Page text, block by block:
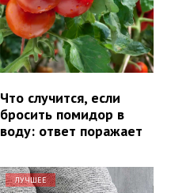
Что случится, если
бросить помидор в
воду: ответ поражает
ЛУЧШЕЕ